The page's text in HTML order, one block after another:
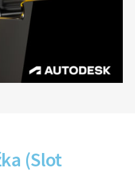
(Slot